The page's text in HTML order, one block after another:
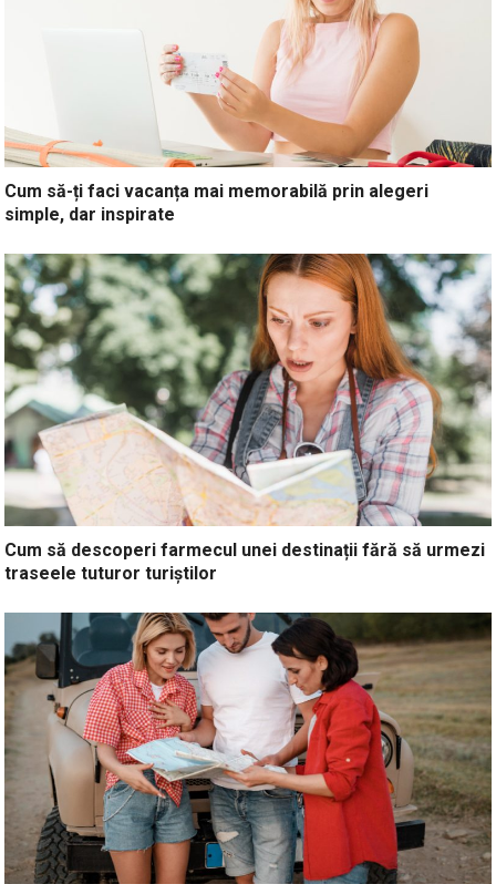
Cum să-ți faci vacanța mai memorabilă prin alegeri
simple, dar inspirate
Cum să descoperi farmecul unei destinații fără să urmezi
traseele tuturor turiștilor